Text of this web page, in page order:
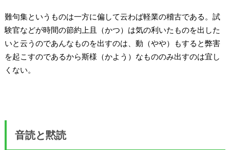
難句集というものは一方に偏して云わば軽業の稽古である。試
験官などが時間の節約上且（かつ）は気の利いたものを出した
いと云うのであんなものを出すのは、動（やや）もすると弊害
を起こすのであるから斯様（かよう）なもののみ出すのは宜し
くない。
音読と黙読